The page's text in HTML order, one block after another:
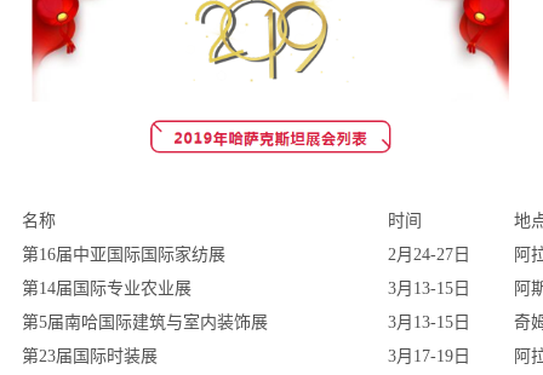
名称 时间
地
第16届中亚国际国际家纺展
2月24-27日
阿
第14届国际专业农业展
3月13-15日
阿
第5届南哈国际建筑与室内装饰展
3月13-15日
奇
第23届国际时装展
3月17-19日
阿